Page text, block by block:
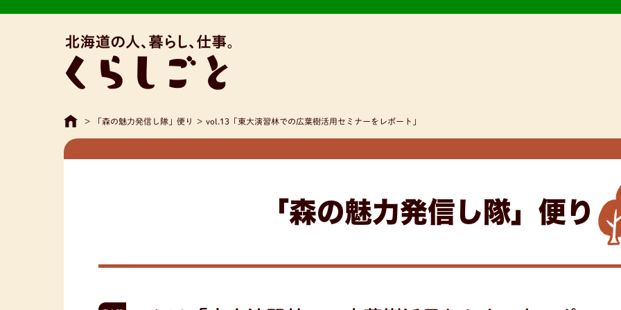
> 「森の魅力発信し隊」便り > vol.13「東大演習林での広葉樹活用セミナーをレポート」
「森の魅力発信し隊」便り